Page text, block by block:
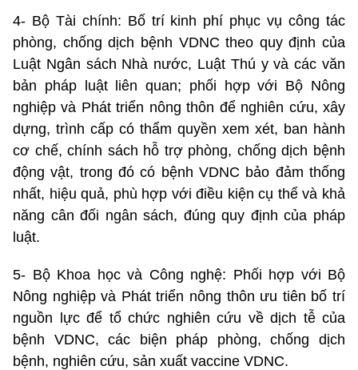
4- Bộ Tài chính: Bố trí kinh phí phục vụ công tác
phòng, chống dịch bệnh VDNC theo quy định của
Luật Ngân sách Nhà nước, Luật Thú y và các văn
bản pháp luật liên quan; phối hợp với Bộ Nông
nghiệp và Phát triển nông thôn để nghiên cứu, xây
dựng, trình cấp có thẩm quyền xem xét, ban hành
cơ chế, chính sách hỗ trợ phòng, chống dịch bệnh
động vật, trong đó có bệnh VDNC bảo đảm thống
nhất, hiệu quả, phù hợp với điều kiện cụ thể và khả
năng cân đối ngân sách, đúng quy định của pháp
luật.
5- Bộ Khoa học và Công nghệ: Phối hợp với Bộ
Nông nghiệp và Phát triển nông thôn ưu tiên bố trí
nguồn lực để tổ chức nghiên cứu về dịch tễ của
bệnh VDNC, các biện pháp phòng, chống dịch
bệnh, nghiên cứu, sản xuất vaccine VDNC.